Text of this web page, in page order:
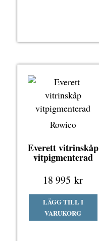
Rowico
Everett vitrinskåp
vitpigmenterad
18 995kr
LÄGG TILL I
VARUKORG